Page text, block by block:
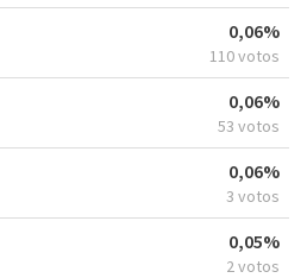
0,06%
110 votos
0,06%
53 votos
0,06%
3 votos
0,05%
2 votos